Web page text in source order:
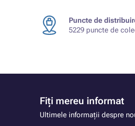
Puncte de
5229 puncte de
Fiți mereu informat
Ultimele informații despre